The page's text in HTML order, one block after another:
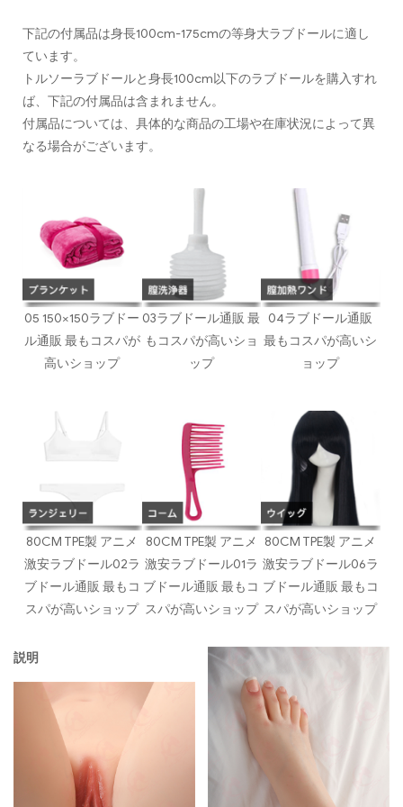
下記の付属品は身長100cm-175cmの等身大ラブドールに適し
ています。
トルソーラブドールと身長100cm以下のラブドールを購入すれ
ば、下記の付属品は含まれません。
付属品については、具体的な商品の工場や在庫状況によって異
なる場合がございます。
05 150×150ラブドー
ル通販 最もコスパが
高いショップ
03ラブドール通販 最
もコスパが高いショ
ップ
04ラブドール通販
最もコスパが高いシ
ョップ
80CM TPE製 アニメ
激安ラブドール02ラ
ブドール通販 最もコ
スパが高いショップ
80CM TPE製 アニメ
激安ラブドール01ラ
ブドール通販 最もコ
スパが高いショップ
80CM TPE製 アニメ
激安ラブドール06ラ
ブドール通販 最もコ
スパが高いショップ
説明